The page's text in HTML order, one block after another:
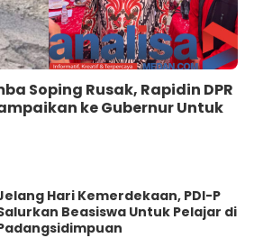
Soping Rusak, Rapidin DPR
ke Gubernur Untuk
Hari Kemerdekaan, PDI-P
Beasiswa Untuk Pelajar di